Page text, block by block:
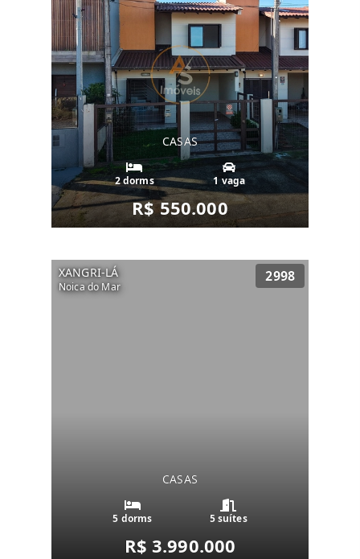
CASAS
2 dorms 1 vaga
R$ 550.000
XANGRI-LÁ
Noica do Mar
2998
CASAS
5 dorms 5 suítes
R$ 3.990.000